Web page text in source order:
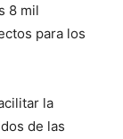
8 mil
para los
la
de las